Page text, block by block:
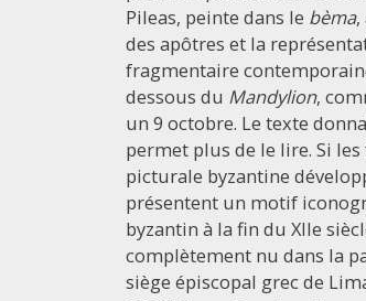
Pileas, peinte dans le bèma,
des apôtres et la
fragmentaire
dessous du Mandylion,
un 9 octobre. Le texte
permet plus de le lire. Si
picturale byzantine
présentent un motif
byzantin à la fin du XIIe
complètement nu dans la
siège épiscopal grec de